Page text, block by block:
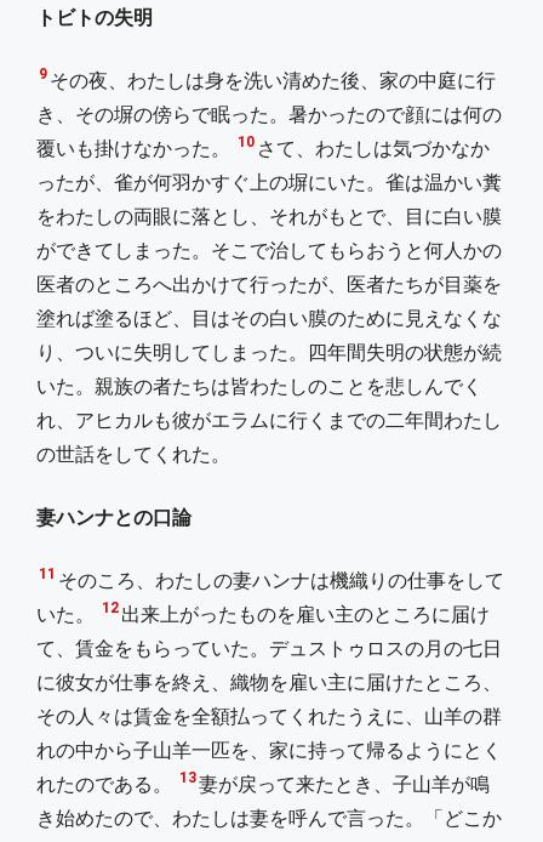
トビトの失明
9 その夜、わたしは身を洗い清めた後、家の中庭に行
き、その塀の傍らで眠った。暑かったので顔には何の
覆いも掛けなかった。
10 さて、わたしは気づかなか
ったが、雀が何羽かすぐ上の塀にいた。雀は温かい糞
をわたしの両眼に落とし、それがもとで、目に白い膜
ができてしまった。そこで治してもらおうと何人かの
医者のところへ出かけて行ったが、医者たちが目薬を
塗れば塗るほど、目はその白い膜のために見えなくな
り、ついに失明してしまった。四年間失明の状態が続
いた。親族の者たちは皆わたしのことを悲しんでく
れ、アヒカルも彼がエラムに行くまでの二年間わたし
の世話をしてくれた。
妻ハンナとの口論
11 そのころ、わたしの妻ハンナは機織りの仕事をして
いた。
12 出来上がったものを雇い主のところに届け
て、賃金をもらっていた。デュストゥロスの月の七日
に彼女が仕事を終え、織物を雇い主に届けたところ、
その人々は賃金を全額払ってくれたうえに、山羊の群
れの中から子山羊一匹を、家に持って帰るようにとく
れたのである。
13妻が戻って来たとき、子山羊が鳴
き始めたので、わたしは妻を呼んで言った。「どこか